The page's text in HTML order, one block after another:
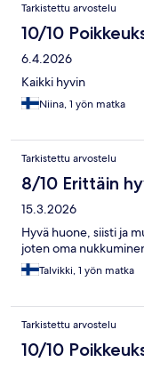
Tarkistettu arvostelu
10/10
6.4.2026
Kaikki hyvin
Niina, 1 yön matka
Tarkistettu arvostelu
8/10 Erittäin
15.3.2026
Hyvä huone, siisti ja
joten oma
Talvikki, 1 yön matka
Tarkistettu arvostelu
10/10